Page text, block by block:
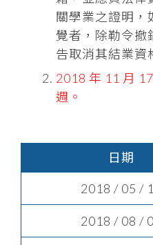
關學業之證明，
覺者，除勒令撤
告取消其結業資
2018 年 11 月
週。
日期
2018 / 05 /
2018 / 08 /